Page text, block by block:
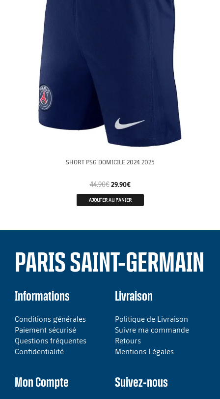
SHORT PSG DOMICILE 2024 2025
44.90€ 29.90€
AJOUTER AU PANIER
PARIS SAINT-GERMAIN
Informations
Conditions générales
Paiement sécurisé
Questions fréquentes
Confidentialité
Livraison
Politique de Livraison
Suivre ma commande
Retours
Mentions Légales
Mon Compte Suivez-nous